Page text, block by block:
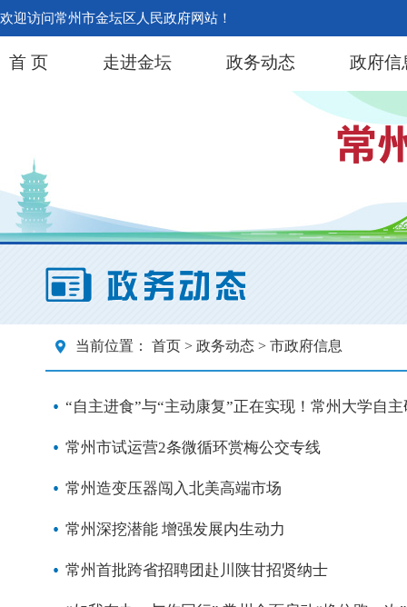
欢迎访问常州市金坛区人民政府网站！
首 页 走进金坛 政务动态 政府信
当前位置： 首页 > 政务动态 > 市政府信息
“自主进食”与“主动康复”正在实现！常州大学自
常州市试运营2条微循环赏梅公交专线
常州造变压器闯入北美高端市场
常州深挖潜能 增强发展内生动力
常州首批跨省招聘团赴川陕甘招贤纳士